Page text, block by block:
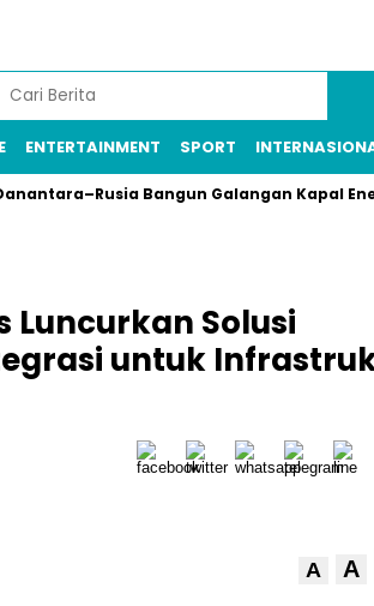
ENTERTAINMENT SPORT
Bangun Galangan Kapal Energi
Luncurkan Solusi
untuk
A A